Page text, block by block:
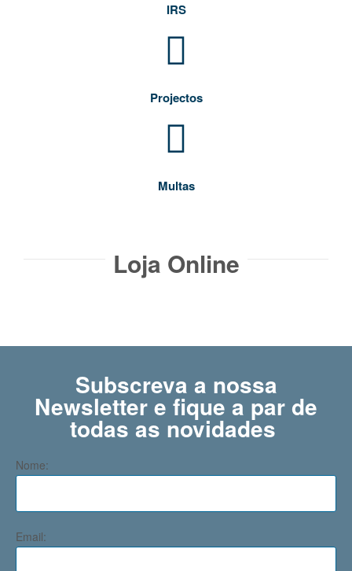
IRS
Projectos
Multas
Loja Online
Subscreva a nossa
Newsletter e fique a par de
todas as novidades ​
Nome:
Email: